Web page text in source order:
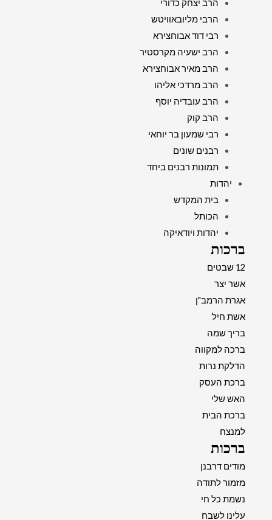
הרב יצחק כדורי
הרבי מליובאוויטש
רבי דוד אבוחצירא
הרב ישעיה מקרסטיר
הרב מאיר אבוחצירא
הרב מרדכי אליהו
הרב עובדיה יוסף
הרב קוק
רבי שמעון בר יוחאי
רבנים שונים
תמונות רבנים ביחד
יהדות
בית המקדש
הכותל
יהדות ויודאיקה
ברכות
12 שבטים
אשר יצר
אגרת הרמב"ן
אשת חיל
בריך שמה
ברכה למקווה
הדלקת נרות
ברכת העסק
האש שלי
ברכת הבית
למנצח
ברכות
מודים דרבנן
מזמור לתודה
נשמת כל חי
עלינו לשבח